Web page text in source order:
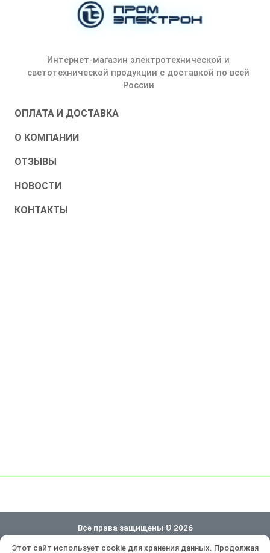
Интернет-магазин электротехнической и
светотехнической продукции с доставкой по всей
России
ОПЛАТА И ДОСТАВКА
О КОМПАНИИ
ОТЗЫВЫ
НОВОСТИ
КОНТАКТЫ
Все права защищены © 2026
Политика конфиденциальности
Этот сайт использует cookie для хранения данных. Продолжая